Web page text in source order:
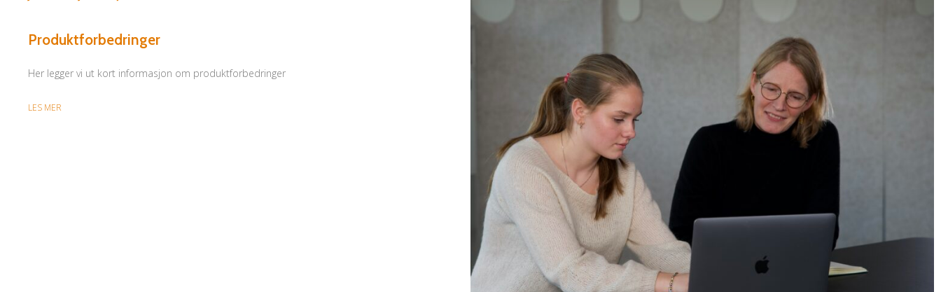
Produktforbedringer
Her legger vi ut kort informasjon om produktforbedringer
LES MER